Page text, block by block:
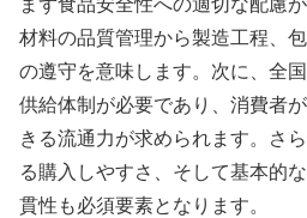
まず食品安全性への適切な配慮
材料の品質管理から製造工程、
の遵守を意味します。次に、全
供給体制が必要であり、消費者
きる流通力が求められます。さ
る購入しやすさ、そして基本的
貫性も必須要素となります。